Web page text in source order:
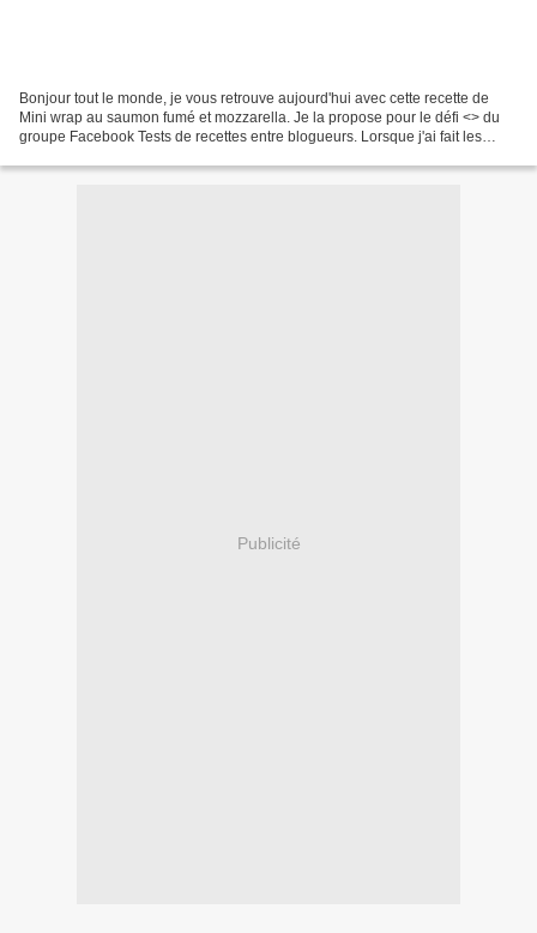
Bonjour tout le monde, je vous retrouve aujourd'hui avec cette recette de
Mini wrap au saumon fumé et mozzarella. Je la propose pour le défi <> du
groupe Facebook Tests de recettes entre blogueurs. Lorsque j'ai fait les
Publicité